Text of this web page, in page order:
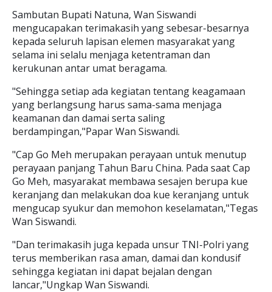
Sambutan Bupati Natuna, Wan Siswandi
mengucapakan terimakasih yang sebesar-besarnya
kepada seluruh lapisan elemen masyarakat yang
selama ini selalu menjaga ketentraman dan
kerukunan antar umat beragama.
"Sehingga setiap ada kegiatan tentang keagamaan
yang berlangsung harus sama-sama menjaga
keamanan dan damai serta saling
berdampingan,"Papar Wan Siswandi.
"Cap Go Meh merupakan perayaan untuk menutup
perayaan panjang Tahun Baru China. Pada saat Cap
Go Meh, masyarakat membawa sesajen berupa kue
keranjang dan melakukan doa kue keranjang untuk
mengucap syukur dan memohon keselamatan,"Tegas
Wan Siswandi.
"Dan terimakasih juga kepada unsur TNI-Polri yang
terus memberikan rasa aman, damai dan kondusif
sehingga kegiatan ini dapat bejalan dengan
lancar,"Ungkap Wan Siswandi.